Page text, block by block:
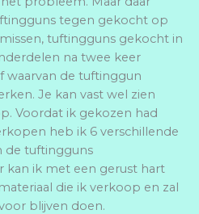
tegen gekocht op
tuftingguns gekocht in
na twee keer
waarvan de tuftinggun
Je kan vast wel zien
Voordat ik gekozen had
heb ik 6 verschillende
de tuftingguns
kan ik met een gerust hart
die ik verkoop en zal
blijven doen.